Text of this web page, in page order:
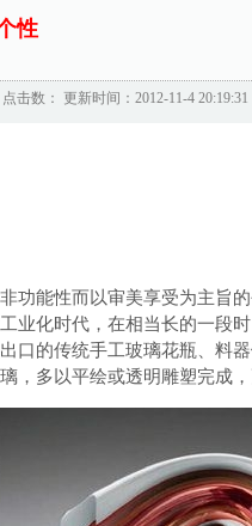
性
点击数： 更新时间：2012-11-4 20:19:31
能性而以审美享受为主旨的
业化时代，在相当长的一段
口的传统手工玻璃花瓶、料
，多以平绘或透明雕塑完成